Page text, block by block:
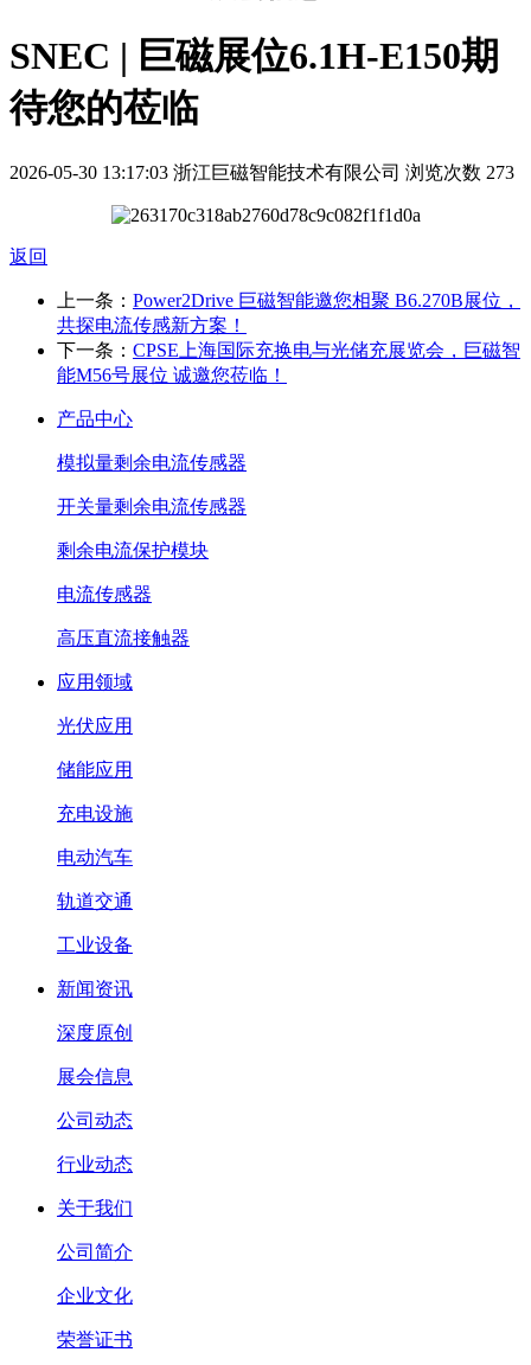
SNEC | 巨磁展位6.1H-E150期
待您的莅临
2026-05-30 13:17:03 浙江巨磁智能技术有限公司 浏览次数 273
返回
上一条： Power2Drive 巨磁智能邀您相聚 B6.270B展位，
共探电流传感新方案！
下一条： CPSE上海国际充换电与光储充展览会，巨磁智
能M56号展位 诚邀您莅临！
产品中心
模拟量剩余电流传感器
开关量剩余电流传感器
剩余电流保护模块
电流传感器
高压直流接触器
应用领域
光伏应用
储能应用
充电设施
电动汽车
轨道交通
工业设备
新闻资讯
深度原创
展会信息
公司动态
行业动态
关于我们
公司简介
企业文化
荣誉证书